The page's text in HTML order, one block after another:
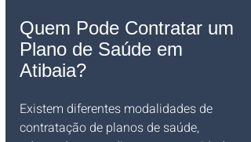
Quem Pode Contratar um
Plano de Saúde em
Atibaia?
Existem diferentes modalidades de
contratação de planos de saúde,